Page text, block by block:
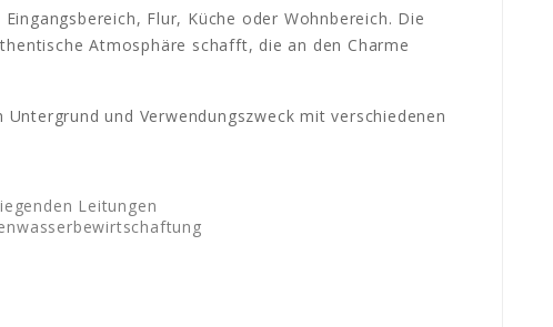
Flur, Küche oder Wohnbereich. Die
Atmosphäre schafft, die an den Charme
und Verwendungszweck mit verschiedenen
Leitungen